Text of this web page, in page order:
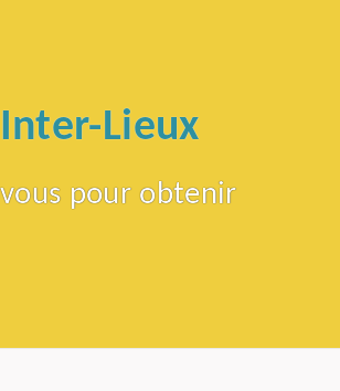
Lieux
pour obtenir